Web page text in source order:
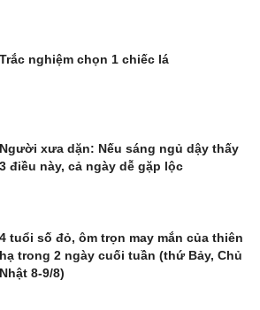
Trắc nghiệm chọn 1 chiếc lá
Người xưa dặn: Nếu sáng ngủ dậy thấy
3 điều này, cả ngày dễ gặp lộc
4 tuổi số đỏ, ôm trọn may mắn của thiên
hạ trong 2 ngày cuối tuần (thứ Bảy, Chủ
Nhật 8-9/8)